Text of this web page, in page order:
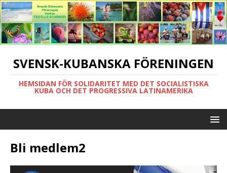
SVENSK-KUBANSKA FÖRENINGEN
HEMSIDAN FÖR SOLIDARITET MED DET SOCIALISTISKA
KUBA OCH DET PROGRESSIVA LATINAMERIKA
Bli medlem2